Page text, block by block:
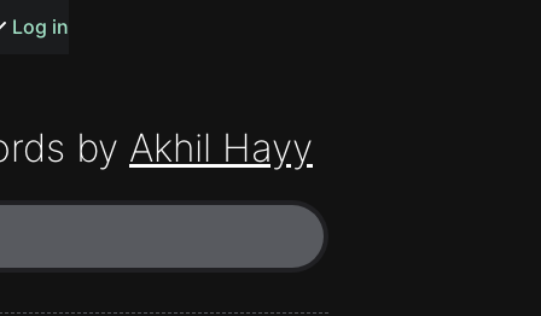
songs
Log in
by Akhil Hayy